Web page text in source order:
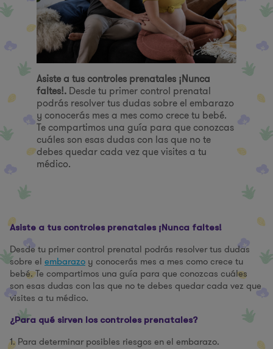
Asiste a tus controles prenatales ¡Nunca
faltes!. Desde tu primer control prenatal
podrás resolver tus dudas sobre el embarazo
y conocerás mes a mes como crece tu bebé.
Te compartimos una guía para que conozcas
cuáles son esas dudas con las que no te
debes quedar cada vez que visites a tu
médico.
Asiste a tus controles prenatales ¡Nunca faltes!
Desde tu primer control prenatal podrás resolver tus dudas
sobre el embarazo y conocerás mes a mes como crece tu
bebé. Te compartimos una guía para que conozcas cuáles
son esas dudas con las que no te debes quedar cada vez que
visites a tu médico.
¿Para qué sirven los controles prenatales?
1. Para determinar posibles riesgos en el embarazo.